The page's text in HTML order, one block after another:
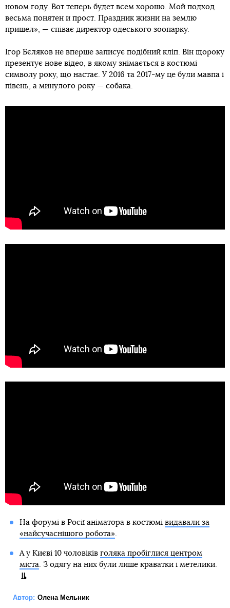
новом году. Вот теперь будет всем хорошо. Мой подход
весьма понятен и прост. Праздник жизни на землю
пришел», — співає директор одеського зоопарку.
Ігор Бєляков не вперше записує подібний кліп. Він щороку
презентує нове відео, в якому знімається в костюмі
символу року, що настає. У 2016 та 2017-му це були мавпа і
півень, а минулого року — собака.
На форумі в Росії аніматора в костюмі видавали за
«найсучаснішого робота».
А у Києві 10 чоловіків голяка пробіглися центром
міста . З одягу на них були лише краватки і метелики.
Автор: Олена Мельник